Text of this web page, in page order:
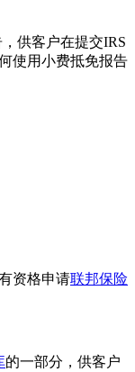
供客户在提交IRS
使用小费抵免报告
资格申请联邦保险
的一部分，供客户